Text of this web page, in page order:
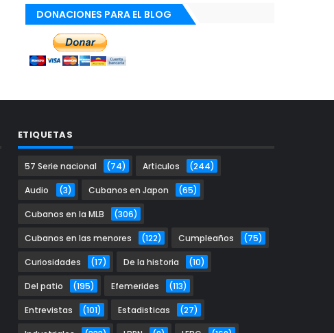
DONACIONES PARA EL BLOG
ETIQUETAS
57 Serie nacional (74) Articulos (244)
Audio (3) Cubanos en Japon (65)
Cubanos en la MLB (306)
Cubanos en las menores (122) Cumpleaños (75)
Curiosidades (17) De la historia (10)
Del patio (195) Efemerides (113)
Entrevistas (101) Estadisticas (27)